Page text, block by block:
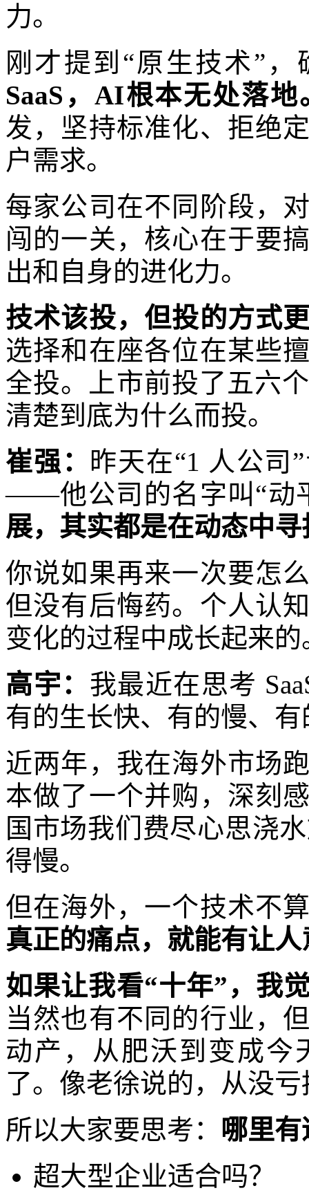
力。
刚才提到“原生技术”，
SaaS，AI根本无处落地
发，坚持标准化、拒绝
户需求。
每家公司在不同阶段，
闯的一关，核心在于要
出和自身的进化力。
技术该投，但投的方式
选择和在座各位在某些
全投。上市前投了五六
清楚到底为什么而投。
崔强：
昨天在“1 人公司
——他公司的名字叫“动
展，其实都是在动态中
你说如果再来一次要怎
但没有后悔药。个人认
变化的过程中成长起来的
高宇： 我最近在思考
有的生长快、有的慢、
近两年，我在海外市场
本做了一个并购，深刻
国市场我们费尽心思浇
得慢。
但在海外，一个技术不
真正的痛点，就能有让
如果让我看“十年”，我
当然也有不同的行业，
动产，从肥沃到变成今
了。像老徐说的，从没
所以大家要思考： 哪里
超大型企业适合吗？